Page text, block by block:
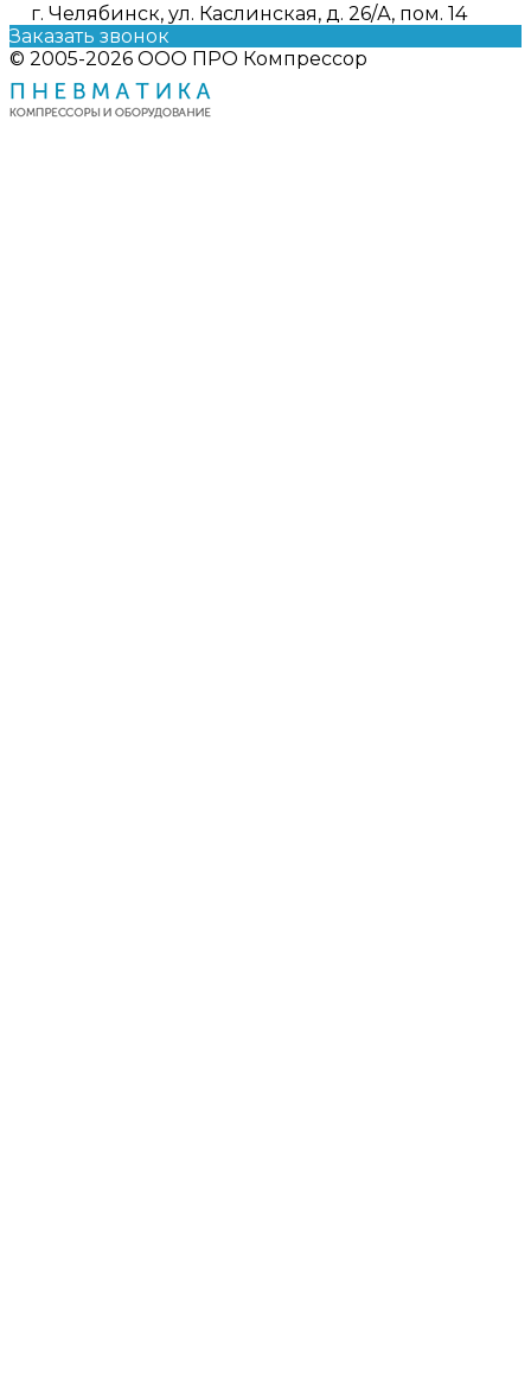
г. Челябинск, ул. Каслинская, д. 26/А, пом. 14
Заказать звонок
© 2005-2026 ООО ПРО Компрессор